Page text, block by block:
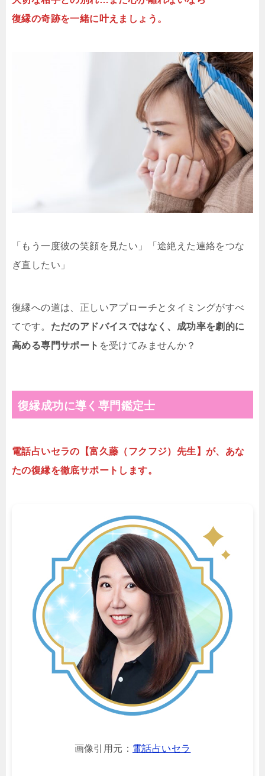
復縁の奇跡を一緒に叶えましょう。
「もう一度彼の笑顔を見たい」「途絶えた連絡をつな
ぎ直したい」
復縁への道は、正しいアプローチとタイミングがすべ
てです。 ただのアドバイスではなく、成功率を劇的に
高める専門サポート を受けてみませんか？
復縁成功に導く専門鑑定士
電話占いセラの【富久藤（フクフジ）先生】が、あな
たの復縁を徹底サポートします。
画像引用元： 電話占いセラ